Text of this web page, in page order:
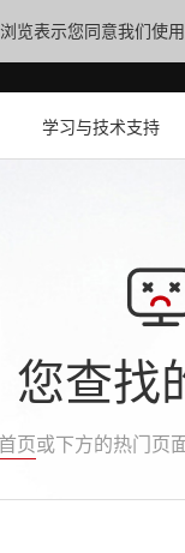
览表示您同意我们使
学习与技术支持
您查找
首页或下方的热门页